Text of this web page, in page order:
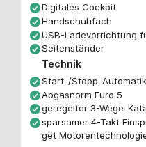
Digitales Cockpit
Handschuhfach
USB-Ladevorrichtung
Seitenständer
Technik
Start-/Stopp-
Abgasnorm Euro 5
geregelter 3-Wege-
sparsamer 4-Takt
get